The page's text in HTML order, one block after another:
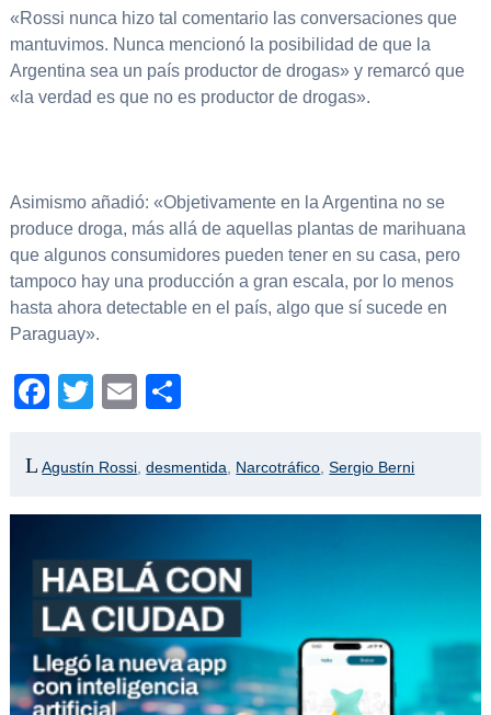
«Rossi nunca hizo tal comentario las conversaciones que
mantuvimos. Nunca mencionó la posibilidad de que la
Argentina sea un país productor de drogas» y remarcó que
«la verdad es que no es productor de drogas».
Asimismo añadió: «Objetivamente en la Argentina no se
produce droga, más allá de aquellas plantas de marihuana
que algunos consumidores pueden tener en su casa, pero
tampoco hay una producción a gran escala, por lo menos
hasta ahora detectable en el país, algo que sí sucede en
Paraguay».
Facebook
TwitterEmail
Agustín Rossi ,desmentida Narcotráfico ,Sergio Berni